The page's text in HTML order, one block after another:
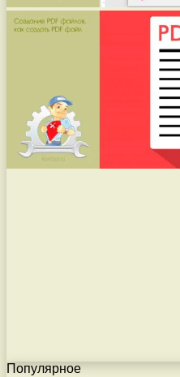
Популярное